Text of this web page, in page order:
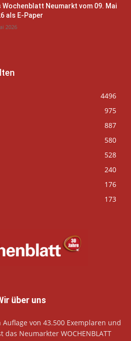
Wochenblatt Neumarkt vom 09. Mai
als E-Paper
2026
4496
975
887
580
528
240
176
173
über uns
von 43.500 Exemplaren und
Neumarkter WOCHENBLATT